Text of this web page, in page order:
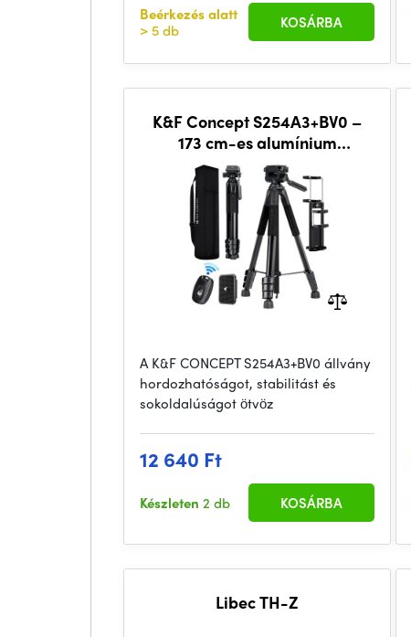
Beérkezés alatt
> 5 db
KOSÁRBA
K&F Concept S254A3+BV0 –
173 cm-es alumínium
fényképezőgép-állvány
A K&F CONCEPT S254A3+BV0 állvány
hordozhatóságot, stabilitást és
sokoldalúságot ötvöz
12 640 Ft
Készleten 2 db KOSÁRBA
Libec TH-Z